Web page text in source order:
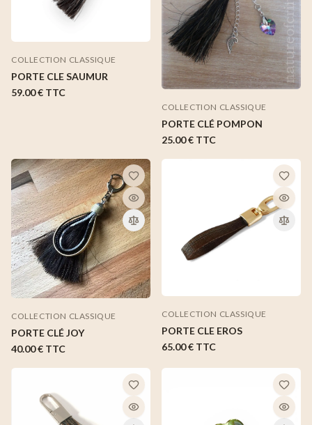
COLLECTION CLASSIQUE
PORTE CLE SAUMUR
59.00 € TTC
COLLECTION CLASSIQUE
PORTE CLÉ POMPON
25.00 € TTC
COLLECTION CLASSIQUE
PORTE CLÉ JOY
40.00 € TTC
COLLECTION CLASSIQUE
PORTE CLE EROS
65.00 € TTC